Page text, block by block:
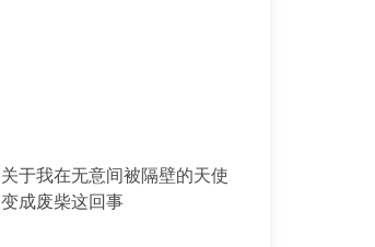
关于我在无意间被隔壁的天使
变成废柴这回事